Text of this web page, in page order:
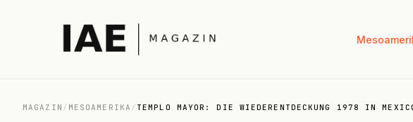
MAGAZIN / MESOAMERIKA / TEMPLO MAYOR: DIE WIEDERENTDECKUNG 1978 IN